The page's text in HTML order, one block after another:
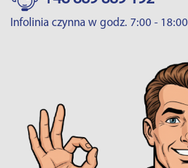
Infolinia czynna w godz. 7:00 - 18:00